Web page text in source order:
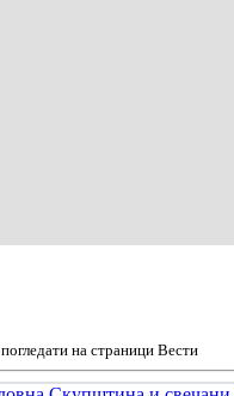
на страници Вести